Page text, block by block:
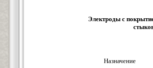
Электроды с
Назначение